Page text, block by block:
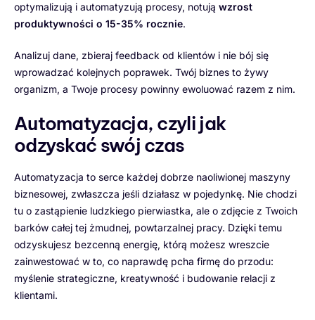
optymalizują i automatyzują procesy, notują wzrost
produktywności o 15-35% rocznie.
Analizuj dane, zbieraj feedback od klientów i nie bój się
wprowadzać kolejnych poprawek. Twój biznes to żywy
organizm, a Twoje procesy powinny ewoluować razem z nim.
Automatyzacja, czyli jak
odzyskać swój czas
Automatyzacja to serce każdej dobrze naoliwionej maszyny
biznesowej, zwłaszcza jeśli działasz w pojedynkę. Nie chodzi
tu o zastąpienie ludzkiego pierwiastka, ale o zdjęcie z Twoich
barków całej tej żmudnej, powtarzalnej pracy. Dzięki temu
odzyskujesz bezcenną energię, którą możesz wreszcie
zainwestować w to, co naprawdę pcha firmę do przodu:
myślenie strategiczne, kreatywność i budowanie relacji z
klientami.